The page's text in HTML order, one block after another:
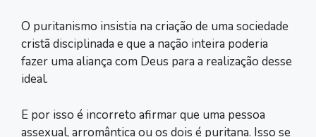
O puritanismo insistia na criação de uma sociedade
cristã disciplinada e que a nação inteira poderia
fazer uma aliança com Deus para a realização desse
ideal.
E por isso é incorreto afirmar que uma pessoa
assexual, arromântica ou os dois é puritana. Isso se